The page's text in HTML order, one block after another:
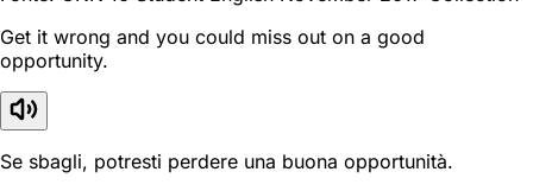
Get it wrong and you could miss out on a good
opportunity.
Se sbagli, potresti perdere una buona opportunità.